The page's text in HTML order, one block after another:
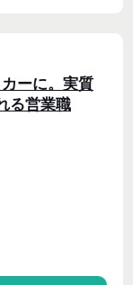
ーに。実質
る営業職